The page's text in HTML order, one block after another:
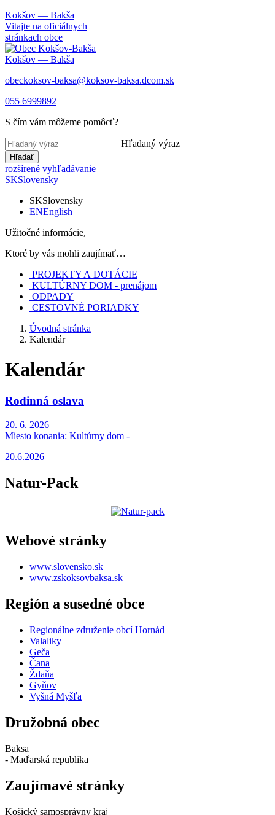
Kokšov — Bakša
Vitajte na oficiálnych
stránkach obce
Kokšov — Bakša
obeckoksov-baksa@koksov-baksa.dcom.sk
055 6999892
S čím vám môžeme pomôcť?
Hľadaný výraz
Hľadať
rozšírené vyhľadávanie
SKSlovensky
SKSlovensky
ENEnglish
Užitočné informácie,
Ktoré by vás mohli zaujímať…
PROJEKTY A DOTÁCIE
KULTÚRNY DOM - prenájom
ODPADY
CESTOVNÉ PORIADKY
Úvodná stránka
Kalendár
Kalendár
Rodinná oslava
20. 6. 2026
Miesto konania: Kultúrny dom -
20.6.2026
Natur-Pack
Webové stránky
www.slovensko.sk
www.zskoksovbaksa.sk
Región a susedné obce
Regionálne združenie obcí Hornád
Valaliky
Geča
Čana
Ždaňa
Gyňov
Vyšná Myšľa
Družobná obec
Baksa
- Maďarská republika
Zaujímavé stránky
Košický samosprávny kraj